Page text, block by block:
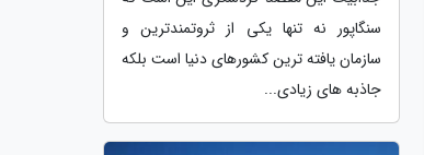
سنگاپور نه تنها یکی از ثروتمندترین و
سازمان یافته ترین کشورهای دنیا است بلکه
جاذبه های زیادی...